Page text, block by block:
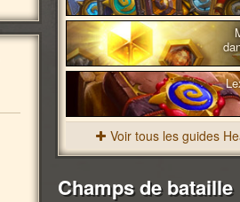
Voir tous les guides
Champs de bataille